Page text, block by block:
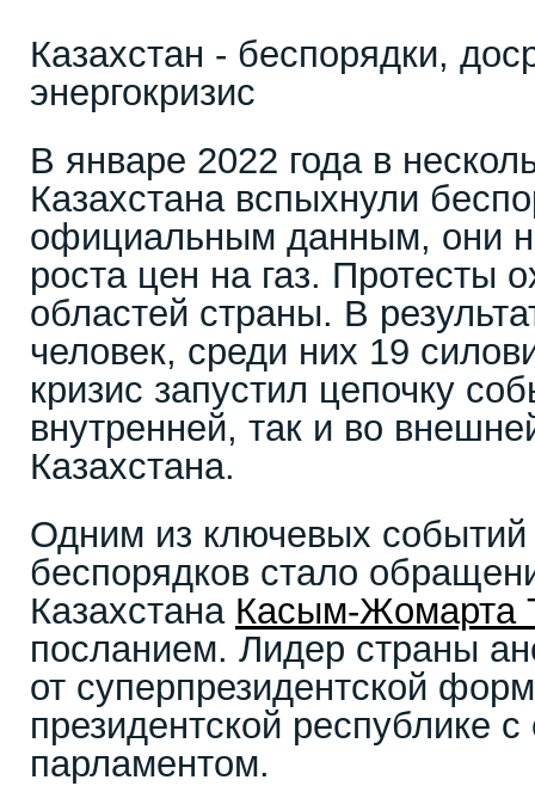
Казахстан - беспорядки,
энергокризис
В январе 2022 года в
Казахстана вспыхнули
официальным данным, они
роста цен на газ. Протесты
областей страны. В
человек, среди них 19
кризис запустил цепочку
внутренней, так и во
Казахстана.
Одним из ключевых событий
беспорядков стало
Казахстана Касым-Жомарта
посланием. Лидер страны
от суперпрезидентской
президентской республике
парламентом.